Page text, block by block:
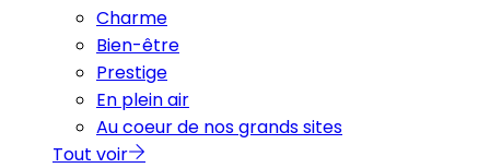
Charme
Bien-être
Prestige
En plein air
Au coeur de nos grands sites
Tout voir